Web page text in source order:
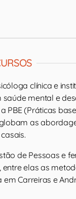
clínica e
mental e
PBE (Práticas
as
de Pessoas e
elas as
em Carreiras e